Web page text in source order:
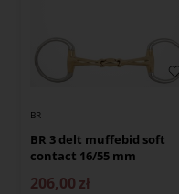
BR
BR 3 delt muffebid soft
contact 16/55 mm
206,00 zł